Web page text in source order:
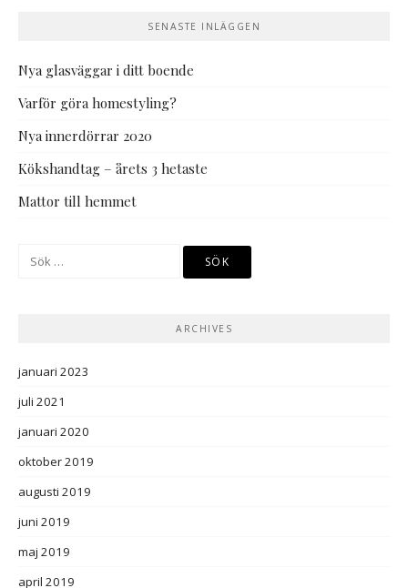
SENASTE INLÄGGEN
Nya glasväggar i ditt boende
Varför göra homestyling?
Nya innerdörrar 2020
Kökshandtag – årets 3 hetaste
Mattor till hemmet
Sök
ARCHIVES
januari 2023
juli 2021
januari 2020
oktober 2019
augusti 2019
juni 2019
maj 2019
april 2019